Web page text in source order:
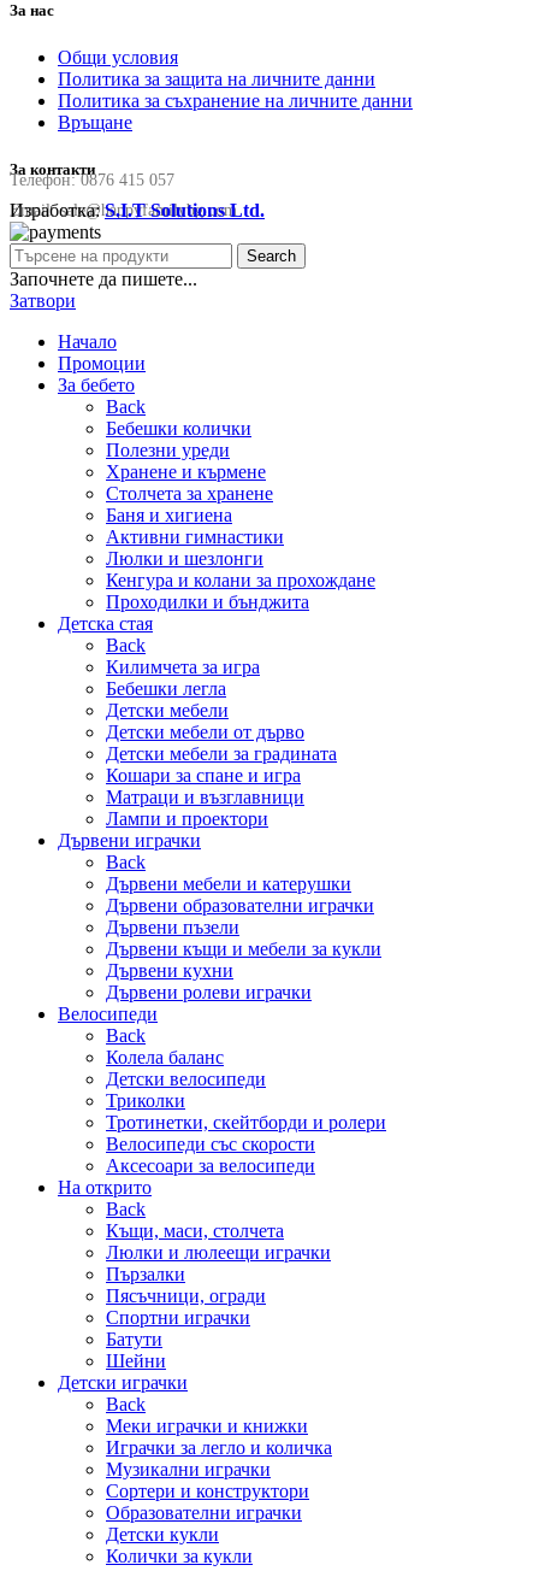
За нас
Общи условия
Политика за защита на личните данни
Политика за съхранение на личните данни
Връщане
За контакти
Телефон:0876 415 057
Email:sale@happyfamilybg.com
Изработка:S.I.T Solutions Ltd.
Search
Започнете да пишете...
Затвори
Начало
Промоции
За бебето
Back
Бебешки колички
Полезни уреди
Хранене и кърмене
Столчета за хранене
Баня и хигиена
Активни гимнастики
Люлки и шезлонги
Кенгура и колани за прохождане
Проходилки и бънджита
Детска стая
Back
Килимчета за игра
Бебешки легла
Детски мебели
Детски мебели от дърво
Детски мебели за градината
Кошари за спане и игра
Матраци и възглавници
Лампи и проектори
Дървени играчки
Back
Дървени мебели и катерушки
Дървени образователни играчки
Дървени пъзели
Дървени къщи и мебели за кукли
Дървени кухни
Дървени ролеви играчки
Велосипеди
Back
Колела баланс
Детски велосипеди
Триколки
Тротинетки, скейтборди и ролери
Велосипеди със скорости
Аксесоари за велосипеди
На открито
Back
Къщи, маси, столчета
Люлки и люлеещи играчки
Пързалки
Пясъчници, огради
Спортни играчки
Батути
Шейни
Детски играчки
Back
Меки играчки и книжки
Играчки за легло и количка
Музикални играчки
Сортери и конструктори
Образователни играчки
Детски кукли
Колички за кукли